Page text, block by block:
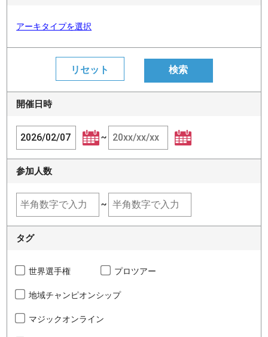
アーキタイプを選択
開催日時
~
参加人数
~
タグ
世界選手権 プロツアー
地域チャンピオンシップ
マジックオンライン